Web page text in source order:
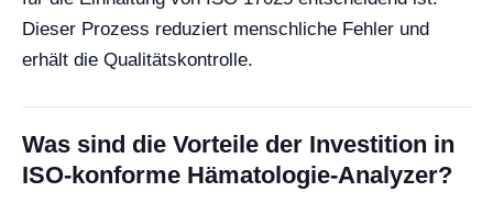
Dieser Prozess reduziert menschliche Fehler und
erhält die Qualitätskontrolle.
Was sind die Vorteile der Investition in
ISO-konforme Hämatologie-Analyzer?